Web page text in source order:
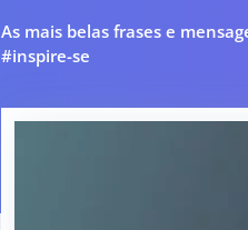
As mais belas frases e
#inspire-se